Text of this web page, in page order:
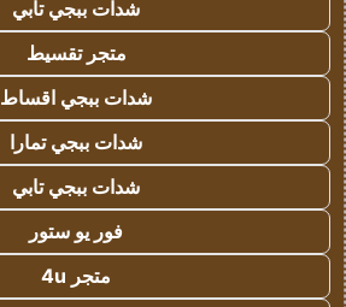
شدات ببجي تابي
متجر تقسيط
شدات ببجي اقساط
شدات ببجي تمارا
شدات ببجي تابي
فور يو ستور
متجر 4u